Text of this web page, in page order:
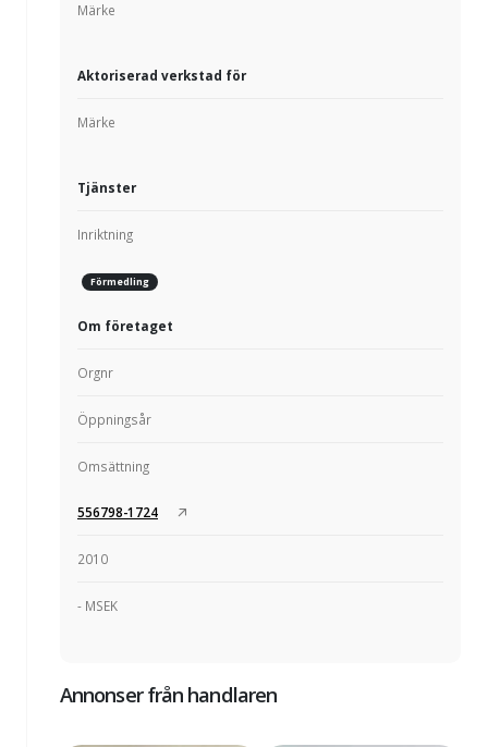
Märke
Aktoriserad verkstad för
Märke
Tjänster
Inriktning
Förmedling
Om företaget
Orgnr
Öppningsår
Omsättning
556798-1724
2010
- MSEK
Annonser från handlaren